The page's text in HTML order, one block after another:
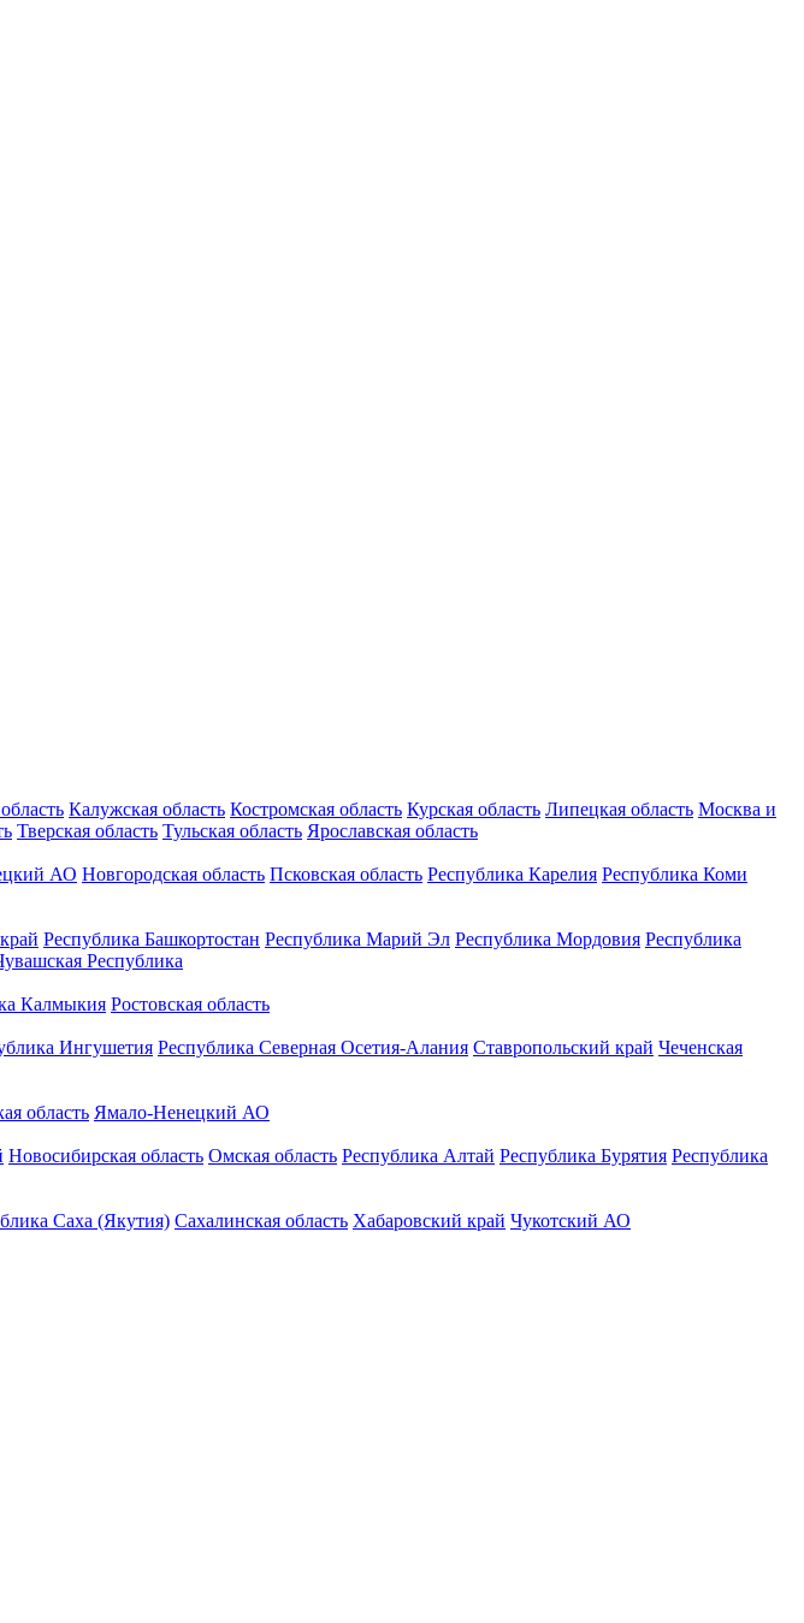
Калужская область Костромская область Курская область Липецкая область Москва и
Тверская область Тульская область Ярославская область
АО Новгородская область Псковская область Республика Карелия Республика Коми
Республика Башкортостан Республика Марий Эл Республика Мордовия Республика
Республика
Калмыкия Ростовская область
Ингушетия Республика Северная Осетия-Алания Ставропольский край Чеченская
область Ямало-Ненецкий АО
Новосибирская область Омская область Республика Алтай Республика Бурятия Республика
Саха (Якутия) Сахалинская область Хабаровский край Чукотский АО